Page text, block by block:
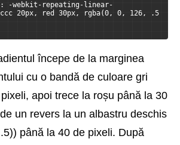
-webkit-repeating-linear-
20px, red 30px, rgba(0, 0, 126, .5
începe de la marginea
cu o bandă de culoare gri
apoi trece la roșu până la 30
un revers la un albastru deschis
până la 40 de pixeli. După